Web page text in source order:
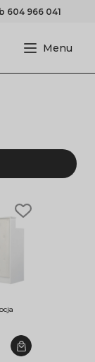
604 966 041